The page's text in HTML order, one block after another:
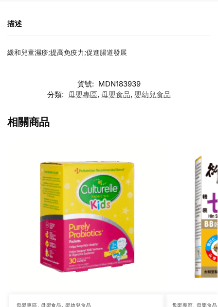
描述
緩和兒童濕疹;提高免疫力;促進腸道發展
貨號: MDN183939
分類: 母嬰專區, 母嬰食品, 嬰幼兒食品
相關商品
母嬰專區, 母嬰食品,嬰幼兒食品 母嬰專區, 母嬰食品